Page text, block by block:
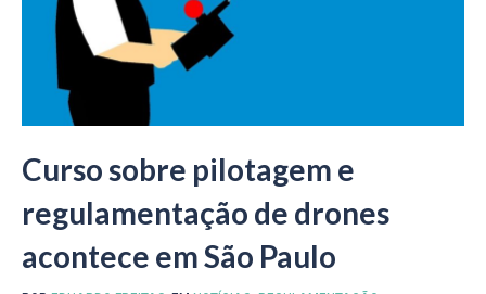
Curso sobre pilotagem e
regulamentação de drones
acontece em São Paulo